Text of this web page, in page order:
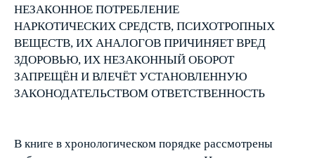
НЕЗАКОННОЕ ПОТРЕБЛЕНИЕ
НАРКОТИЧЕСКИХ СРЕДСТВ, ПСИХОТРОПНЫХ
ВЕЩЕСТВ, ИХ АНАЛОГОВ ПРИЧИНЯЕТ ВРЕД
ЗДОРОВЬЮ, ИХ НЕЗАКОННЫЙ ОБОРОТ
ЗАПРЕЩЁН И ВЛЕЧЁТ УСТАНОВЛЕННУЮ
ЗАКОНОДАТЕЛЬСТВОМ ОТВЕТСТВЕННОСТЬ
В книге в хронологическом порядке рассмотрены